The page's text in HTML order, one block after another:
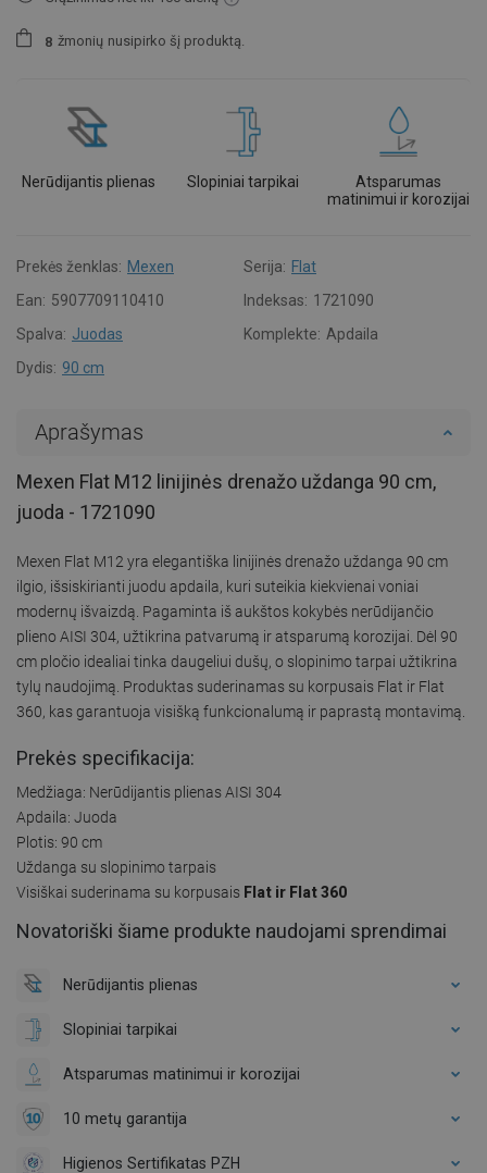
8 žmonių nusipirko šį produktą.
Nerūdijantis plienas Slopiniai tarpikai
Atsparumas
matinimui ir korozijai
Prekės ženklas: Mexen Serija: Flat
Ean: 5907709110410 Indeksas: 1721090
Spalva: Juodas Komplekte: Apdaila
Dydis: 90 cm
Aprašymas
Mexen Flat M12 linijinės drenažo uždanga 90 cm,
juoda - 1721090
Mexen Flat M12 yra elegantiška linijinės drenažo uždanga 90 cm
ilgio, išsiskirianti juodu apdaila, kuri suteikia kiekvienai voniai
modernų išvaizdą. Pagaminta iš aukštos kokybės nerūdijančio
plieno AISI 304, užtikrina patvarumą ir atsparumą korozijai. Dėl 90
cm pločio idealiai tinka daugeliui dušų, o slopinimo tarpai užtikrina
tylų naudojimą. Produktas suderinamas su korpusais Flat ir Flat
360, kas garantuoja visišką funkcionalumą ir paprastą montavimą.
Prekės specifikacija:
Medžiaga: Nerūdijantis plienas AISI 304
Apdaila: Juoda
Plotis: 90 cm
Uždanga su slopinimo tarpais
Visiškai suderinama su korpusais Flat ir Flat 360
Novatoriški šiame produkte naudojami sprendimai
Nerūdijantis plienas
Slopiniai tarpikai
Atsparumas matinimui ir korozijai
10 metų garantija
Higienos Sertifikatas PZH